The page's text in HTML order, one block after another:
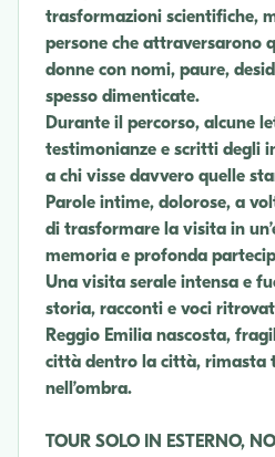
trasformazioni scientifiche,
persone che attraversarono
donne con nomi, paure,
spesso dimenticate.
Durante il percorso, alcune
testimonianze e scritti degli
a chi visse davvero quelle
Parole intime, dolorose, a
di trasformare la visita in
memoria e profonda
Una visita serale intensa e
storia, racconti e voci
Reggio Emilia nascosta,
città dentro la città, rimasta
nell’ombra.
TOUR SOLO IN ESTERNO,